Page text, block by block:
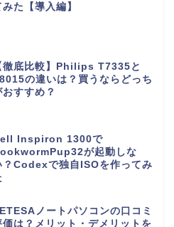
みた【導入編】
徹底比較】Philips T7335と
の違いは？買うならどっち
おすすめ？
Inspiron 1300で
が起動しな
？Codexで独自ISOを作ってみ
ノートパソコンの口コミ
価は？メリット・デメリットを